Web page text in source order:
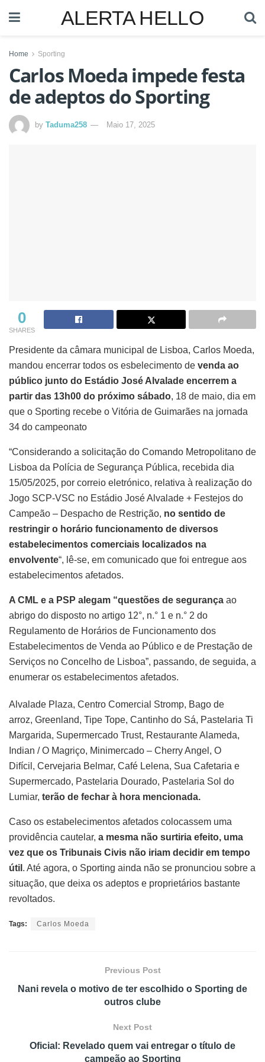
ALERTA HELLO
Home Sporting
Carlos Moeda impede festa
de adeptos do Sporting
by Taduma258 Maio 17, 2025
0
SHARES
Presidente da câmara municipal de Lisboa, Carlos Moeda,
mandou encerrar todos os esbelecimento de venda ao
público junto do Estádio José Alvalade encerrem a
partir das 13h00 do próximo sábado, 18 de maio, dia em
que o Sporting recebe o Vitória de Guimarães na jornada
34 do campeonato
“Considerando a solicitação do Comando Metropolitano de
Lisboa da Polícia de Segurança Pública, recebida dia
15/05/2025, por correio eletrónico, relativa à realização do
Jogo SCP-VSC no Estádio José Alvalade + Festejos do
Campeão – Despacho de Restrição, no sentido de
restringir o horário funcionamento de diversos
estabelecimentos comerciais localizados na
envolvente“, lê-se, em comunicado que foi entregue aos
estabelecimentos afetados.
A CML e a PSP alegam “questões de segurança ao
abrigo do disposto no artigo 12°, n.° 1 e n.° 2 do
Regulamento de Horários de Funcionamento dos
Estabelecimentos de Venda ao Público e de Prestação de
Serviços no Concelho de Lisboa”, passando, de seguida, a
enumerar os estabelecimentos afetados.
Alvalade Plaza, Centro Comercial Stromp, Bago de
arroz, Greenland, Tipe Tope, Cantinho do Sá, Pastelaria Ti
Margarida, Supermercado Trust, Restaurante Alameda,
Indian / O Magriço, Minimercado – Cherry Angel, O
Difícil, Cervejaria Belmar, Café Lelena, Sua Cafetaria e
Supermercado, Pastelaria Dourado, Pastelaria Sol do
Lumiar, terão de fechar à hora mencionada.
Caso os estabelecimentos afetados colocassem uma
providência cautelar, a mesma não surtiria efeito, uma
vez que os Tribunais Civis não iriam decidir em tempo
útil . Até agora, o Sporting ainda não se pronunciou sobre a
situação, que deixa os adeptos e proprietários bastante
revoltados.
Tags: Carlos Moeda
Previous Post
Nani revela o motivo de ter escolhido o Sporting de
outros clube
Next Post
Oficial: Revelado quem vai entregar o título de
campeão ao Sporting